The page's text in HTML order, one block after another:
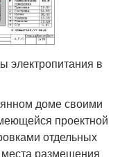
электропитания в
доме своими
проектной
отдельных
размещения